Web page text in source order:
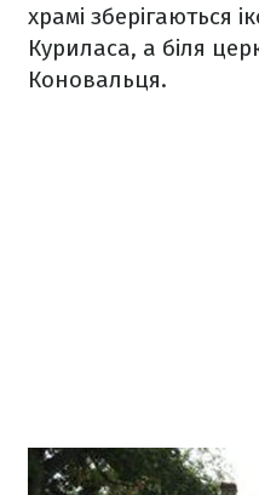
храмі зберігаються
Куриласа, а біля
Коновальця.